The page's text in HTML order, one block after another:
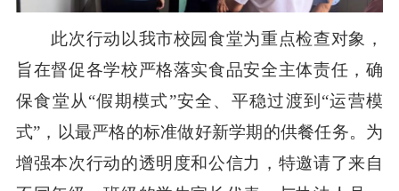
此次行动以我市校园食堂为重点检查对象，
旨在督促各学校严格落实食品安全主体责任，确
保食堂从“假期模式”安全、平稳过渡到“运营模
式”，以最严格的标准做好新学期的供餐任务。为
增强本次行动的透明度和公信力，特邀请了来自